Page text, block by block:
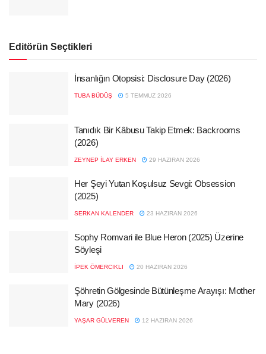
Editörün Seçtikleri
İnsanlığın Otopsisi: Disclosure Day (2026)
TUBA BÜDÜŞ 5 TEMMUZ 2026
Tanıdık Bir Kâbusu Takip Etmek: Backrooms
(2026)
ZEYNEP İLAY ERKEN 29 HAZIRAN 2026
Her Şeyi Yutan Koşulsuz Sevgi: Obsession
(2025)
SERKAN KALENDER 23 HAZIRAN 2026
Sophy Romvari ile Blue Heron (2025) Üzerine
Söyleşi
İPEK ÖMERCIKLI 20 HAZIRAN 2026
Şöhretin Gölgesinde Bütünleşme Arayışı: Mother
Mary (2026)
YAŞAR GÜLVEREN 12 HAZIRAN 2026